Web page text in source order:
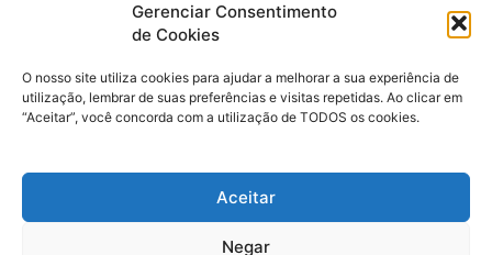
Gerenciar Consentimento
de Cookies
O nosso site utiliza cookies para ajudar a melhorar a sua experiência de
utilização, lembrar de suas preferências e visitas repetidas. Ao clicar em
“Aceitar”, você concorda com a utilização de TODOS os cookies.
Aceitar
Negar
(91) 98224 - 3111
© 2025 A Província do Pará CNPJ: 04.901.141/0001-36 End .
Trav. Quintino Bocaiuva 2301, Ed. Rogério Fernandez – Sala